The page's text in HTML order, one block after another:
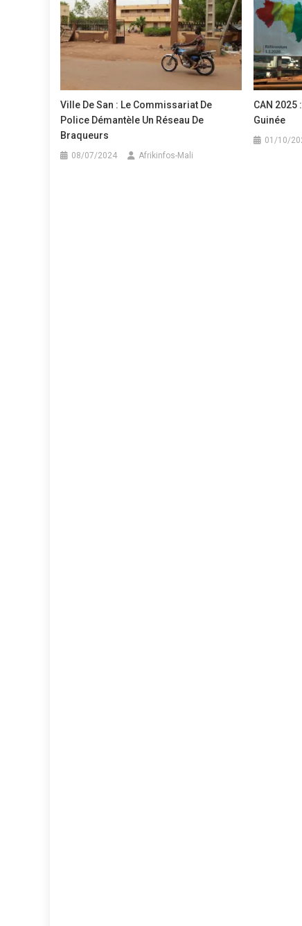
Ville De San : Le Commissariat De
Police Démantèle Un Réseau De
Braqueurs
08/07/2024 Afrikinfos-Mali
CAN 2025
Guinée
01/10/